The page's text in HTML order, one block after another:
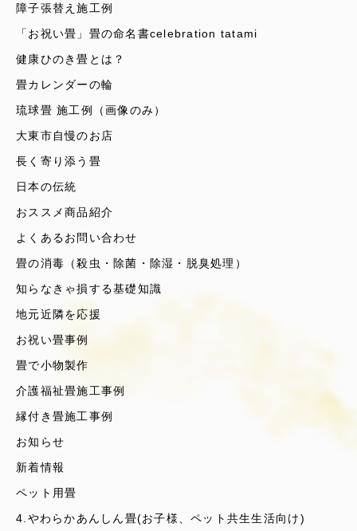
障子張替え施工例
「お祝い畳」畳の命名書celebration tatami
健康ひのき畳とは？
畳カレンダーの輪
琉球畳 施工例（画像のみ）
大東市自慢のお店
長く寄り添う畳
日本の伝統
おススメ商品紹介
よくあるお問い合わせ
畳の消毒（殺虫・除菌・除湿・脱臭処理）
知らなきゃ損する基礎知識
地元近隣を応援
お祝い畳事例
畳で小物製作
介護福祉畳施工事例
縁付き畳施工事例
お知らせ
新着情報
ペット用畳
4.やわらかあんしん畳(お子様、ペット共生生活向け)